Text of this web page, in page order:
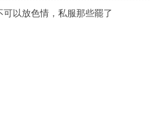
以放色情，私服那些罷了